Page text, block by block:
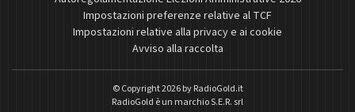
Impostazioni preferenze relative al TCF
Impostazioni relative alla privacy e ai cookie
Avviso alla raccolta
© Copyright 2026 byRadioGold.it
RadioGold è un marchio S.E.R. srl